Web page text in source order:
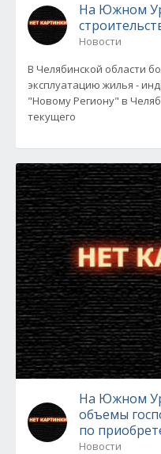
На Южном
Новости
В Челябинской области
эксплуатацию жилья -
"Новому Региону" в
текущего
На Южном
объемы
по
Новости